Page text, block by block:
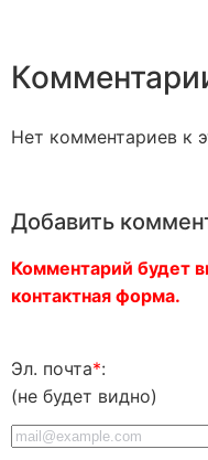
Нет комментариев к
Добавить
Комментарий будет
контактная форма.
Эл. почта*:
(не будет видно)